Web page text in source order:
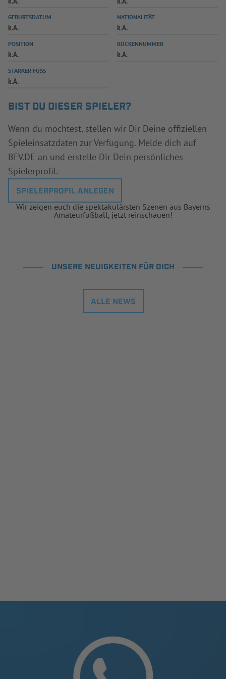
SPIELPLUS
GEBURTSDATUM
k.A.
NATIONALITÄT
k.A.
POSITION
k.A.
RÜCKENNUMMER
k.A.
STARKER FUSS
k.A.
BIST DU DIESER SPIELER?
Wenn du möchtest, stellen wir Dir Deine offiziellen
Spieleinsatzdaten zur Verfügung. Melde dich auf
BFV.DE an und erstelle Dir Dein persönliches
Spielerprofil.
SPIELERPROFIL ANLEGEN
Wir zeigen euch die spektakulärsten Szenen aus Bayerns
Amateurfußball, jetzt reinschauen!
UNSERE NEUIGKEITEN FÜR DICH
ALLE NEWS